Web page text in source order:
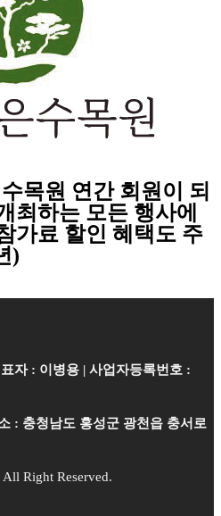
목원 연간 회원이 되
최하는 모든 행사에
가료 할인 혜택도 주
)
자 : 이병용 | 사업자등록번호 :
: 충청남도 홍성군 광천읍 충서로
Right Reserved.